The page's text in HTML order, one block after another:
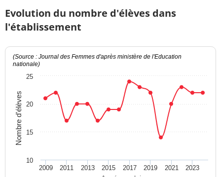
Evolution du nombre d'élèves dans
l'établissement
Nombre d'élèves
(Source : Journal des Femmes d'après ministère de l'Education
nationale)
2009 2011 2013 2015 2017 2019 2021 2023
10
15
20
25